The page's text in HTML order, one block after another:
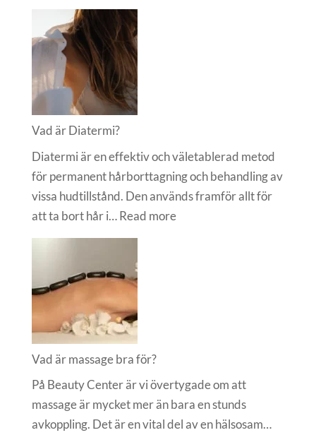
Vad är Diatermi?
Diatermi är en effektiv och väletablerad metod
för permanent hårborttagning och behandling av
vissa hudtillstånd. Den används framför allt för
att ta bort hår i…Read more:
Vad är massage bra för?
På Beauty Center är vi övertygade om att
massage är mycket mer än bara en stunds
avkoppling. Det är en vital del av en hälsosam…